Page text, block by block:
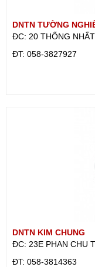
DNTN TƯỜNG
ĐC: 20 THỐNG NHẤT
ÐT: 058-3827927
DNTN KIM CHUNG
ĐC: 23E PHAN CHU
ÐT: 058-3814363